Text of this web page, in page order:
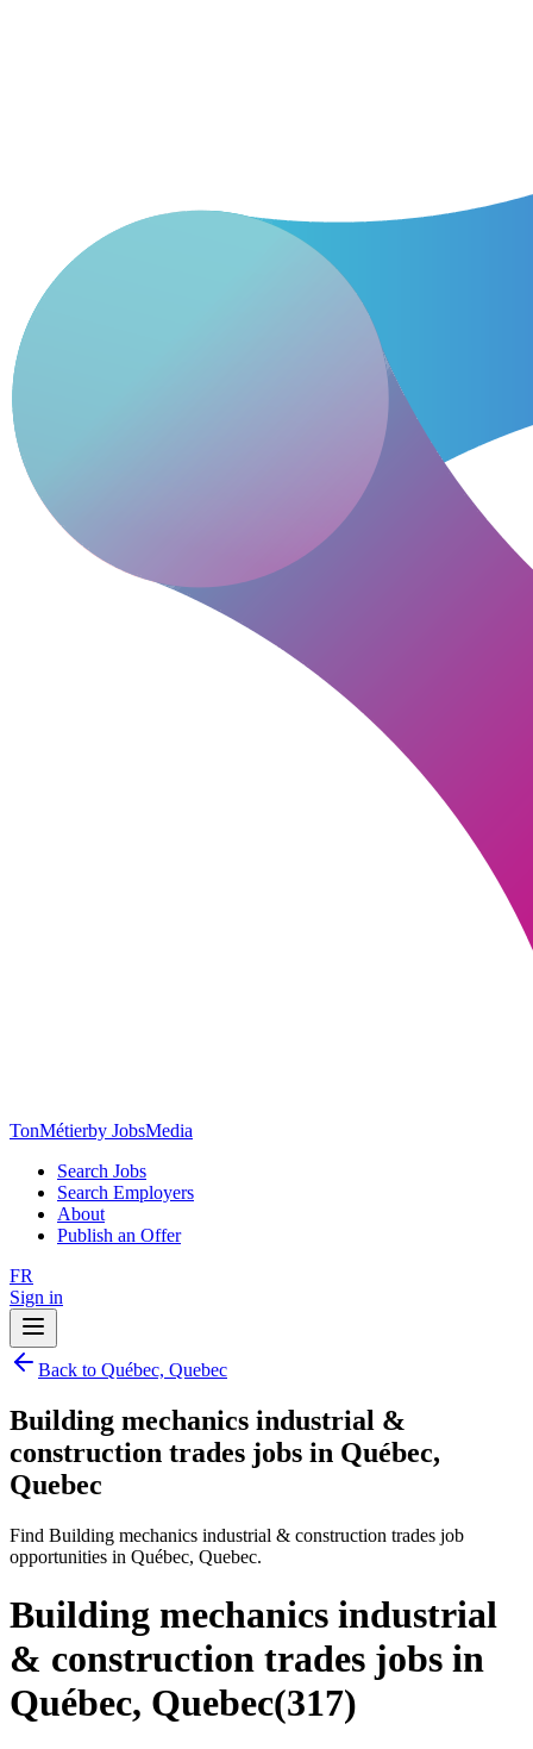
TonMétierby JobsMedia
Search Jobs
Search Employers
About
Publish an Offer
FR
Sign in
Back to Québec, Quebec
Building mechanics industrial &
construction trades jobs in Québec,
Quebec
Find Building mechanics industrial & construction trades job
opportunities in Québec, Quebec.
Building mechanics industrial
& construction trades jobs in
Québec, Quebec(317)